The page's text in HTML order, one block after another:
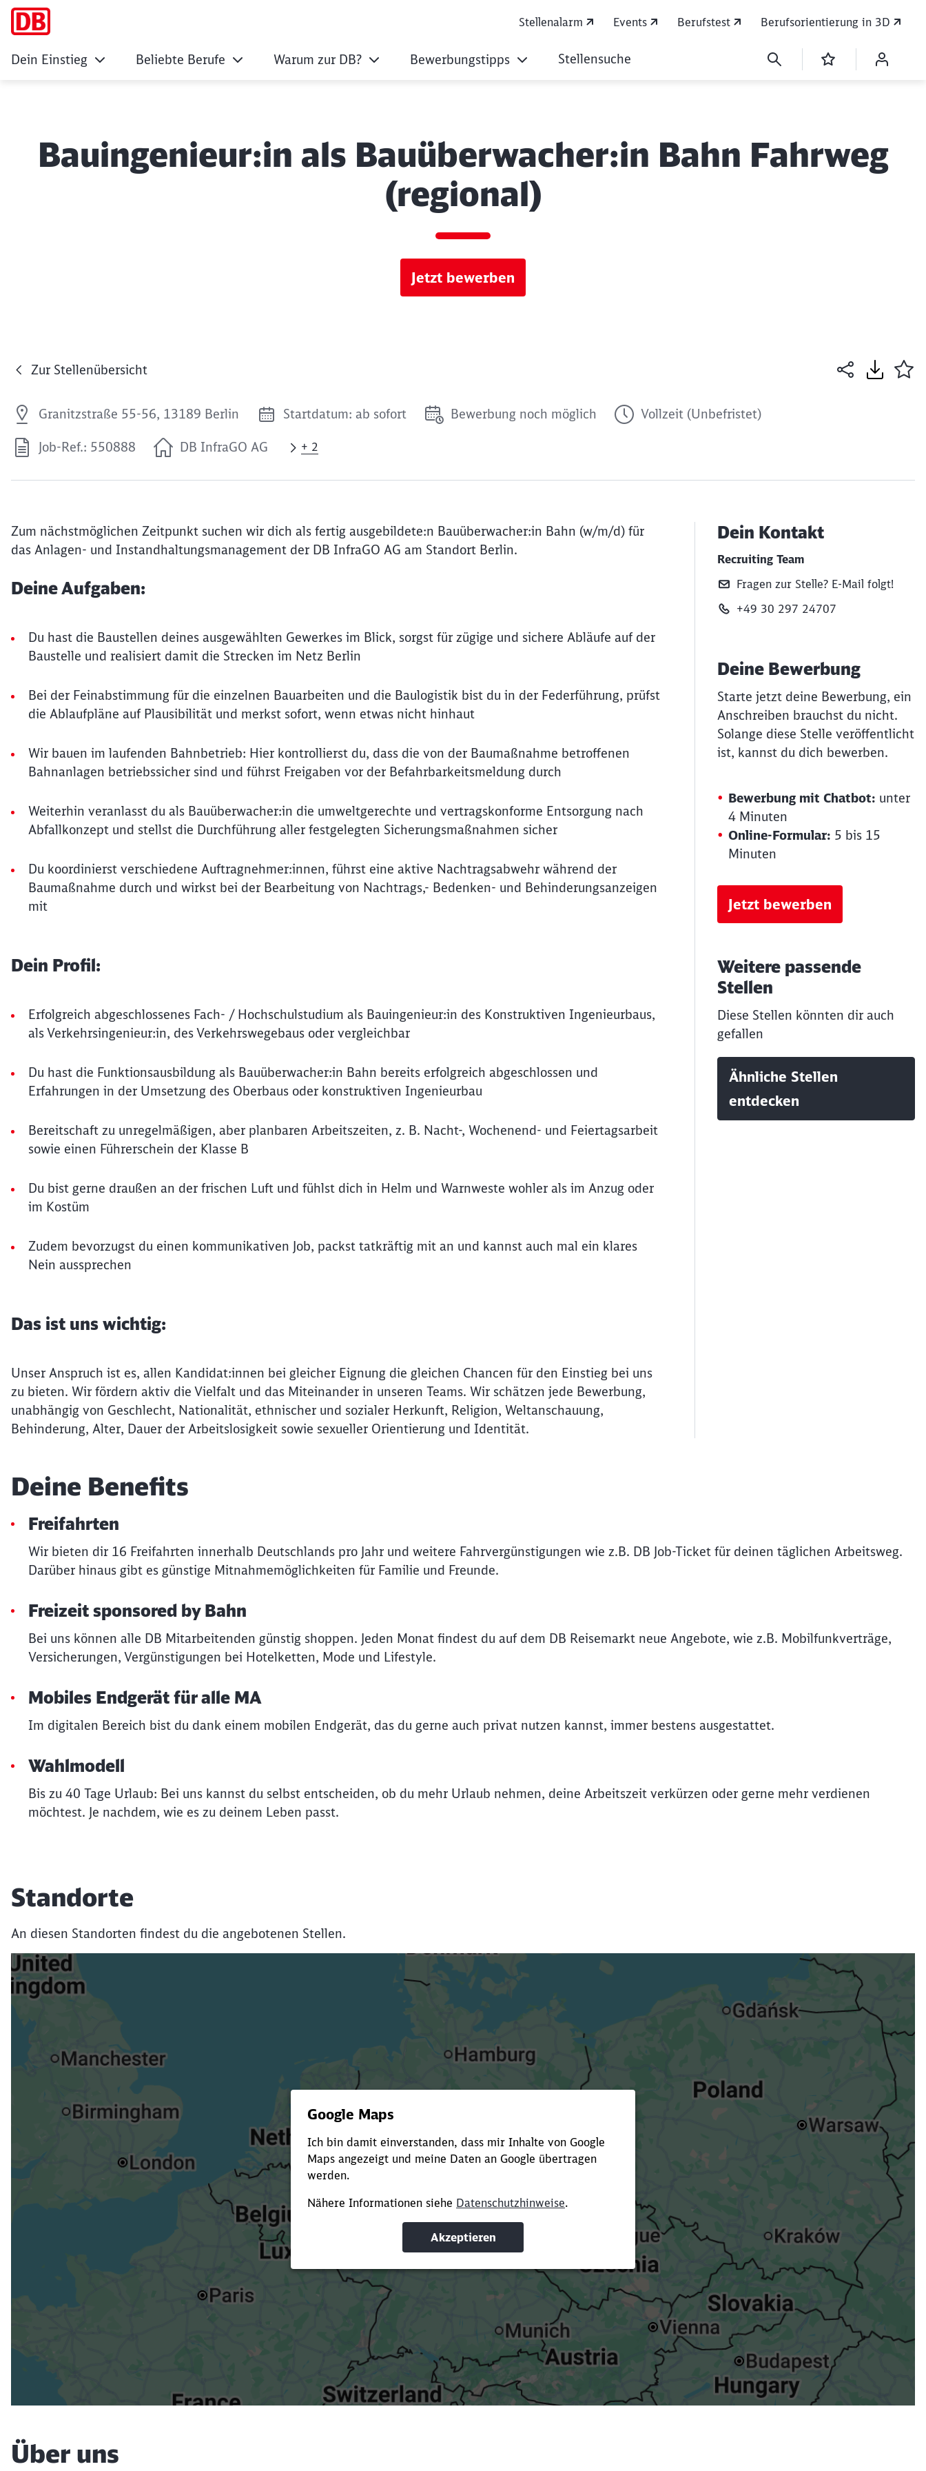
Stellenalarm Events Berufstest Berufsorientierung in 3D
Dein Einstieg Beliebte Berufe Warum zur DB? Bewerbungstipps Stellensuche
Bauingenieur:in als Bauüberwacher:in Bahn Fahrweg
(regional)
Jetzt bewerben
Zur Stellenübersicht
Granitzstraße 55-56, 13189 Berlin Startdatum: ab sofort Bewerbung noch möglich Vollzeit (Unbefristet)
Job-Ref.: 550888 DB InfraGO AG + 2
Zum nächstmöglichen Zeitpunkt suchen wir dich als fertig ausgebildete:n Bauüberwacher:in Bahn (w/m/d) für
das Anlagen- und Instandhaltungsmanagement der DB InfraGO AG am Standort Berlin.
Deine Aufgaben:
Du hast die Baustellen deines ausgewählten Gewerkes im Blick, sorgst für zügige und sichere Abläufe auf der
Baustelle und realisiert damit die Strecken im Netz Berlin
Bei der Feinabstimmung für die einzelnen Bauarbeiten und die Baulogistik bist du in der Federführung, prüfst
die Ablaufpläne auf Plausibilität und merkst sofort, wenn etwas nicht hinhaut
Wir bauen im laufenden Bahnbetrieb: Hier kontrollierst du, dass die von der Baumaßnahme betroffenen
Bahnanlagen betriebssicher sind und führst Freigaben vor der Befahrbarkeitsmeldung durch
Weiterhin veranlasst du als Bauüberwacher:in die umweltgerechte und vertragskonforme Entsorgung nach
Abfallkonzept und stellst die Durchführung aller festgelegten Sicherungsmaßnahmen sicher
Du koordinierst verschiedene Auftragnehmer:innen, führst eine aktive Nachtragsabwehr während der
Baumaßnahme durch und wirkst bei der Bearbeitung von Nachtrags,- Bedenken- und Behinderungsanzeigen
mit
Dein Profil:
Erfolgreich abgeschlossenes Fach- / Hochschulstudium als Bauingenieur:in des Konstruktiven Ingenieurbaus,
als Verkehrsingenieur:in, des Verkehrswegebaus oder vergleichbar
Du hast die Funktionsausbildung als Bauüberwacher:in Bahn bereits erfolgreich abgeschlossen und
Erfahrungen in der Umsetzung des Oberbaus oder konstruktiven Ingenieurbau
Bereitschaft zu unregelmäßigen, aber planbaren Arbeitszeiten, z. B. Nacht-, Wochenend- und Feiertagsarbeit
sowie einen Führerschein der Klasse B
Du bist gerne draußen an der frischen Luft und fühlst dich in Helm und Warnweste wohler als im Anzug oder
im Kostüm
Zudem bevorzugst du einen kommunikativen Job, packst tatkräftig mit an und kannst auch mal ein klares
Nein aussprechen
Das ist uns wichtig:
Unser Anspruch ist es, allen Kandidat:innen bei gleicher Eignung die gleichen Chancen für den Einstieg bei uns
zu bieten. Wir fördern aktiv die Vielfalt und das Miteinander in unseren Teams. Wir schätzen jede Bewerbung,
unabhängig von Geschlecht, Nationalität, ethnischer und sozialer Herkunft, Religion, Weltanschauung,
Behinderung, Alter, Dauer der Arbeitslosigkeit sowie sexueller Orientierung und Identität.
Dein Kontakt
Recruiting Team
Fragen zur Stelle? E‑Mail folgt!
+49 30 297 24707
Deine Bewerbung
Starte jetzt deine Bewerbung, ein
Anschreiben brauchst du nicht.
Solange diese Stelle veröffentlicht
ist, kannst du dich bewerben.
Bewerbung mit Chatbot: unter
4 Minuten
Online-Formular: 5 bis 15
Minuten
Jetzt bewerben
Weitere passende
Stellen
Diese Stellen könnten dir auch
gefallen
Ähnliche Stellen
entdecken
Deine Benefits
Freifahrten
Wir bieten dir 16 Freifahrten innerhalb Deutschlands pro Jahr und weitere Fahrvergünstigungen wie z.B. DB Job-Ticket für deinen täglichen Arbeitsweg.
Darüber hinaus gibt es günstige Mitnahmemöglichkeiten für Familie und Freunde.
Freizeit sponsored by Bahn
Bei uns können alle DB Mitarbeitenden günstig shoppen. Jeden Monat findest du auf dem DB Reisemarkt neue Angebote, wie z.B. Mobilfunkverträge,
Versicherungen, Vergünstigungen bei Hotelketten, Mode und Lifestyle.
Mobiles Endgerät für alle MA
Im digitalen Bereich bist du dank einem mobilen Endgerät, das du gerne auch privat nutzen kannst, immer bestens ausgestattet.
Wahlmodell
Bis zu 40 Tage Urlaub: Bei uns kannst du selbst entscheiden, ob du mehr Urlaub nehmen, deine Arbeitszeit verkürzen oder gerne mehr verdienen
möchtest. Je nachdem, wie es zu deinem Leben passt.
Standorte
An diesen Standorten findest du die angebotenen Stellen.
Es dauert dir zu lange?
Suchbegriffe eingeben
Über uns
Abbrechen